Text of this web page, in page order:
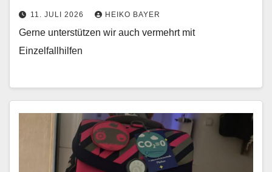
11. JULI 2026 HEIKO BAYER
Gerne unterstützen wir auch vermehrt mit
Einzelfallhilfen